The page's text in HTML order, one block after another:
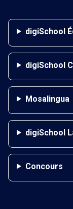
digiSchool
digiSchool
Mosalingua
digiSchool
Concours